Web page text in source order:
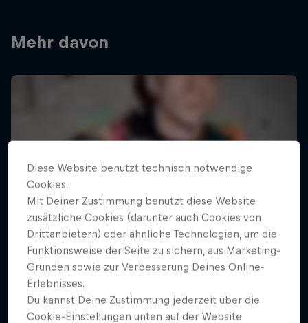
Mehr davon
Diese Website benutzt technisch notwendige
Cookies.
Mit Deiner Zustimmung benutzt diese Website
zusätzliche Cookies (darunter auch Cookies von
Drittanbietern) oder ähnliche Technologien, um die
Funktionsweise der Seite zu sichern, aus Marketing-
Gründen sowie zur Verbesserung Deines Online-
Erlebnisses.
Du kannst Deine Zustimmung jederzeit über die
Cookie-Einstellungen unten auf der Website